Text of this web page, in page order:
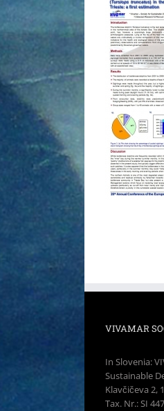
VIVAMAR
In Slovenia:
Sustainable
Klavčičeva 2,
Tax. Nr.: SI